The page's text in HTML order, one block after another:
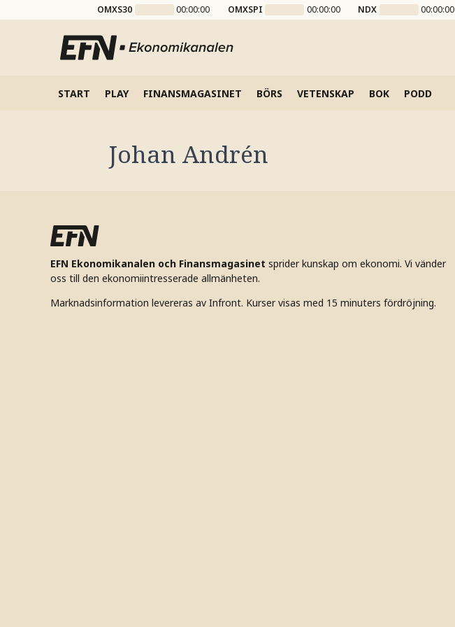
OMXS30 00:00:00 OMXSPI 00:00:00 NDX 00:00:00
START PLAY FINANSMAGASINET BÖRS VETENSKAP BOK PODD
Johan Andrén
EFN Ekonomikanalen och Finansmagasinet sprider kunskap om ekonomi. Vi vänder
oss till den ekonomiintresserade allmänheten.
Marknadsinformation levereras av Infront. Kurser visas med 15 minuters fördröjning.